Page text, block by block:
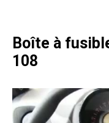
Boîte à
108